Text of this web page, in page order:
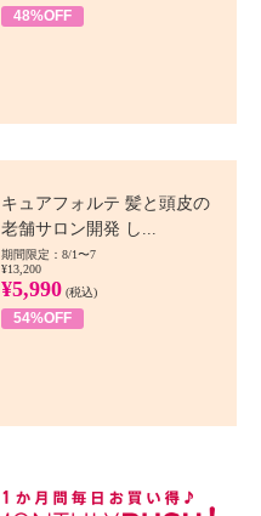
48%OFF
キュアフォルテ 髪と頭皮の
老舗サロン開発 し...
期間限定：8/1〜7
¥13,200
¥5,990 (税込)
54%OFF